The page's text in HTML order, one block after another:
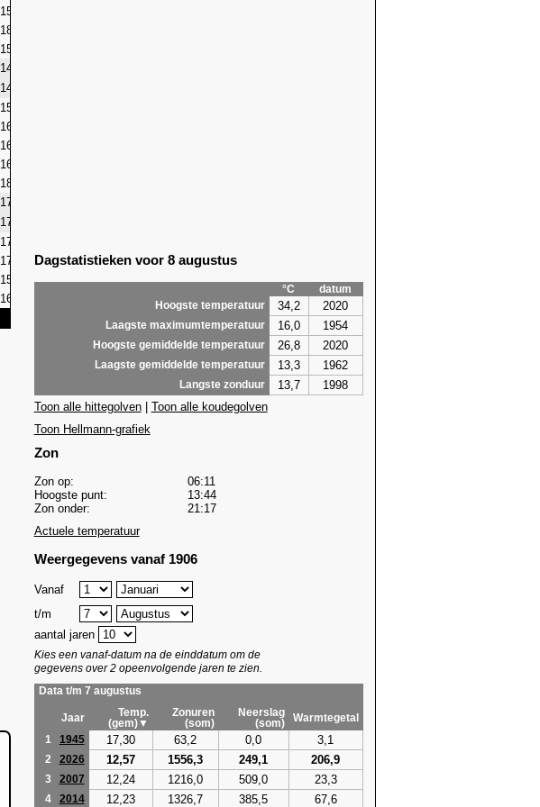
15,1 (2022)
18,4 (1918)
15,9 (2022)
14,5 (2014)
14,6 (2014)
15,2 (1992)
16,9 (1918)
16,1 (1922)
16,9 (1992)
18,3 (1920)
17,7
17,8 (2018)
17,1 (2018)
17,6 (1920) 9,3 (1907)
22,8 (1944)
15,7 (2026) 8,6 (1975) 21,3(2026)
16,6 (1947)
Dagstatistieken voor 8 augustus
°C
datum
Hoogste temperatuur
34,2 2020
Laagste maximumtemperatuur 16,0 1954
Hoogste gemiddelde temperatuur 26,8 2020
Laagste gemiddelde temperatuur 13,3 1962
Langste zonduur 13,7
1998
Toon alle hittegolven| Toon alle koudegolven
Toon Hellmann-grafiek
Zon
Zon op:
06:11
Hoogste punt:
13:44
Zon onder:
21:17
Actuele temperatuur
Weergegevens vanaf 1906
Vanaf
t/m
aantal jaren
Kies een vanaf-datum na de einddatum om de
gegevens over 2 opeenvolgende jaren te zien.
Data t/m 7 augustus
Jaar
Temp.
(gem)▼
Zonuren
(som)
Neerslag
(som)
Warmtegetal
1
1945 17,30 63,2 0,0 3,1
2 2026 12,57 1556,3 249,1 206,9
3 2007 12,24 1216,0 509,0 23,3
4 2014 12,23 1326,7 385,5 67,6